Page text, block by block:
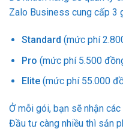
Zalo Business cung cấp 3
Standard (mức phí
Pro (mức phí 5.500
Elite(mức phí 55.000
Ở mỗi gói, bạn sẽ nhận
Đầu tư càng nhiều thì sản